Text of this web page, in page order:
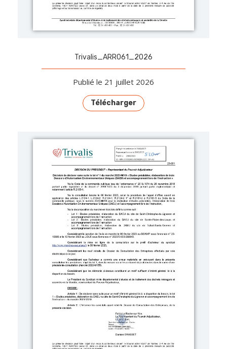
Trivalis_ARR061_2026
Publié le 21 juillet 2026
Télécharger